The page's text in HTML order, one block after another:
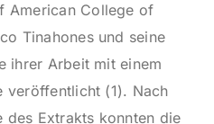
American College of
Tinahones und seine
ihrer Arbeit mit einem
veröffentlicht (1). Nach
des Extrakts konnten die